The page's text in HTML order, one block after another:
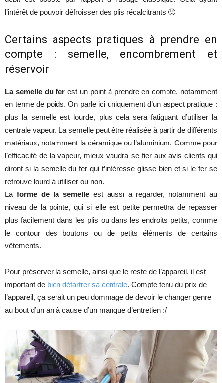
l’intérêt de pouvoir défroisser des plis récalcitrants 🙂
Certains aspects pratiques à prendre en
compte : semelle, encombrement et
réservoir
La semelle du fer est un point à prendre en compte, notamment
en terme de poids. On parle ici uniquement d’un aspect pratique :
plus la semelle est lourde, plus cela sera fatiguant d’utiliser la
centrale vapeur. La semelle peut être réalisée à partir de différents
matériaux, notamment la céramique ou l’aluminium. Comme pour
l’efficacité de la vapeur, mieux vaudra se fier aux avis clients qui
diront si la semelle du fer qui t’intéresse glisse bien et si le fer se
retrouve lourd à utiliser ou non.
La forme de la semelle est aussi à regarder, notamment au
niveau de la pointe, qui si elle est petite permettra de repasser
plus facilement dans les plis ou dans les endroits petits, comme
le contour des boutons ou de petits éléments de certains
vêtements.
Pour préserver la semelle, ainsi que le reste de l’appareil, il est
important de bien détartrer sa centrale. Compte tenu du prix de
l’appareil, ça serait un peu dommage de devoir le changer genre
au bout d’un an à cause d’un manque d’entretien :/